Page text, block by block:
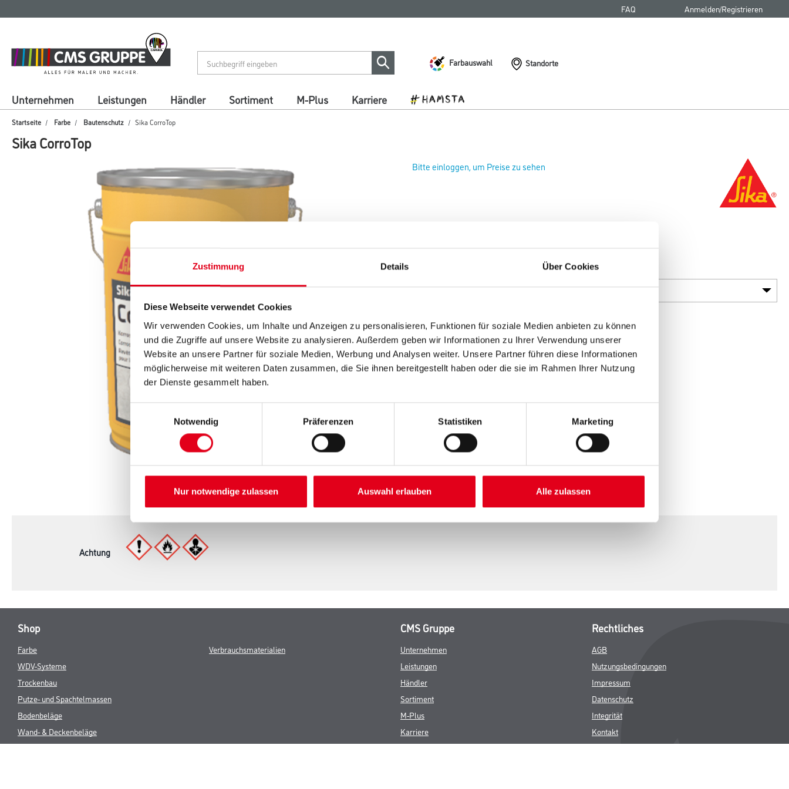
Zustimmung Details Über Cookies
Diese Webseite verwendet Cookies
Wir verwenden Cookies, um Inhalte und Anzeigen zu personalisieren, Funktionen für soziale Medien anbieten zu können
und die Zugriffe auf unsere Website zu analysieren. Außerdem geben wir Informationen zu Ihrer Verwendung unserer
Website an unsere Partner für soziale Medien, Werbung und Analysen weiter. Unsere Partner führen diese Informationen
möglicherweise mit weiteren Daten zusammen, die Sie ihnen bereitgestellt haben oder die sie im Rahmen Ihrer Nutzung
der Dienste gesammelt haben.
Notwendig
Präferenzen Statistiken Marketing
Nur notwendige zulassen Auswahl erlauben Alle zulassen
springen
springen
FAQ Anmelden/Registrieren
Farbauswahl Standorte
Unternehmen Leistungen Händler Sortiment M-Plus Karriere
Startseite Farbe Bautenschutz Sika CorroTop
Sika CorroTop
Bitte einloggen, um Preise zu sehen
Umrechnungsfaktoren
Zur Farbauswahl für Ihren
CURRENT
TAB:
PRODUKTEIGENSCHAFTEN ZUSATZINFOS GEFAHRENHINWEISE SPEZIFIKATIONEN
Achtung
Shop
Farbe
WDV-Systeme
Trockenbau
Putze- und Spachtelmassen
Bodenbeläge
Wand- & Deckenbeläge
Verbrauchsmaterialien
CMS Gruppe
Unternehmen
Leistungen
Händler
Sortiment
M-Plus
Karriere
Rechtliches
AGB
Nutzungsbedingungen
Impressum
Datenschutz
Integrität
Kontakt